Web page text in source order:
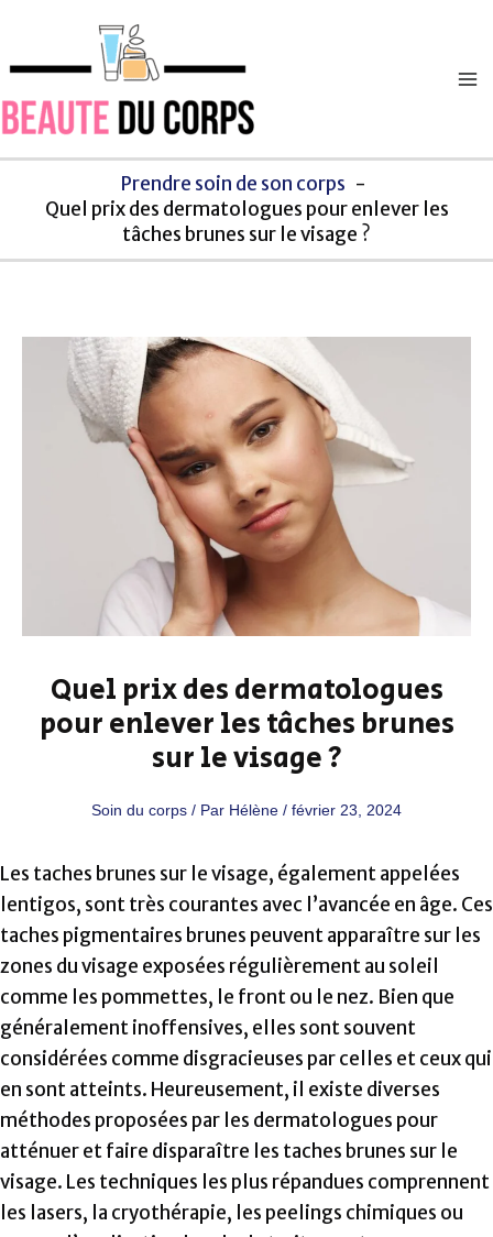
contenu
Prendre soin de son corps
Quel prix des dermatologues pour enlever les
tâches brunes sur le visage ?
Quel prix des dermatologues
pour enlever les tâches brunes
sur le visage ?
Soin du corps / Par Hélène / février 23, 2024
Les taches brunes sur le visage, également appelées
lentigos, sont très courantes avec l’avancée en âge. Ces
taches pigmentaires brunes peuvent apparaître sur les
zones du visage exposées régulièrement au soleil
comme les pommettes, le front ou le nez. Bien que
généralement inoffensives, elles sont souvent
considérées comme disgracieuses par celles et ceux qui
en sont atteints. Heureusement, il existe diverses
méthodes proposées par les dermatologues pour
atténuer et faire disparaître les taches brunes sur le
visage. Les techniques les plus répandues comprennent
les lasers, la cryothérapie, les peelings chimiques ou
articles